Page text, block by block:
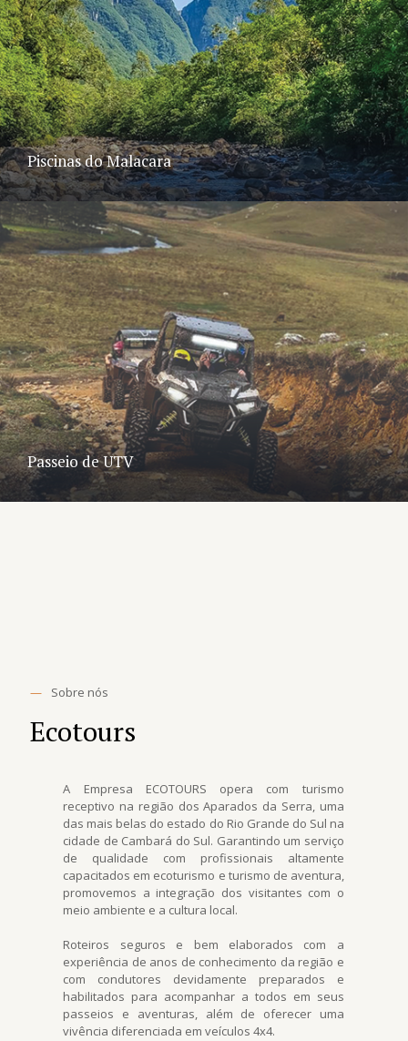
Piscinas do Malacara
Passeio de UTV
— Sobre nós
Ecotours
A Empresa ECOTOURS opera com turismo
receptivo na região dos Aparados da Serra, uma
das mais belas do estado do Rio Grande do Sul na
cidade de Cambará do Sul. Garantindo um serviço
de qualidade com profissionais altamente
capacitados em ecoturismo e turismo de aventura,
promovemos a integração dos visitantes com o
meio ambiente e a cultura local.
Roteiros seguros e bem elaborados com a
experiência de anos de conhecimento da região e
com condutores devidamente preparados e
habilitados para acompanhar a todos em seus
passeios e aventuras, além de oferecer uma
vivência diferenciada em veículos 4x4.